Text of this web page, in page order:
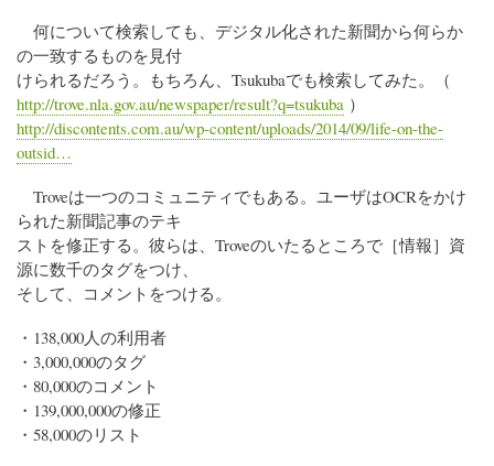
何について検索しても、デジタル化された新聞から何らか
の一致するものを見付
けられるだろう。もちろん、Tsukubaでも検索してみた。（
http://trove.nla.gov.au/newspaper/result?q=tsukuba ）
http://discontents.com.au/wp-content/uploads/2014/09/life-on-the-
outsid…
Troveは一つのコミュニティでもある。ユーザはOCRをかけ
られた新聞記事のテキ
ストを修正する。彼らは、Troveのいたるところで［情報］資
源に数千のタグをつけ、
そして、コメントをつける。
・138,000人の利用者
・3,000,000のタグ
・80,000のコメント
・139,000,000の修正
・58,000のリスト